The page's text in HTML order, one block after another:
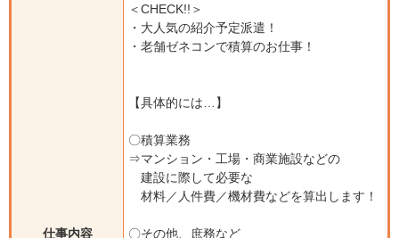
仕事内容
＜CHECK!!＞
・大人気の紹介予定派遣！
・老舗ゼネコンで積算のお仕事！
【具体的には…】
〇積算業務
⇒マンション・工場・商業施設などの
建設に際して必要な
材料／人件費／機材費などを算出します！
〇その他、庶務など